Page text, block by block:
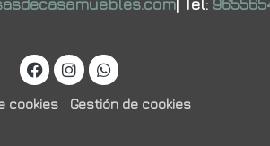
| Tel:
cookies Gestión de cookies